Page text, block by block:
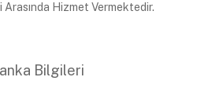
Hizmet Vermektedir.
Bilgileri